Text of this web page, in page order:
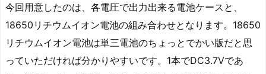
今回用意したのは、各電圧で出力出来る電池ケースと、
18650リチウムイオン電池の組み合わせとなります。18650
リチウムイオン電池は単三電池のちょっとでかい版だと思
っていただければ分かりやすいです。1本でDC3.7Vであ